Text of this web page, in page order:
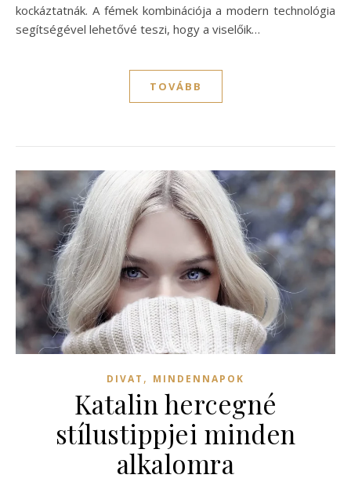
kockáztatnák. A fémek kombinációja a modern technológia
segítségével lehetővé teszi, hogy a viselőik…
TOVÁBB
DIVAT , MINDENNAPOK
Katalin hercegné
stílustippjei minden
alkalomra